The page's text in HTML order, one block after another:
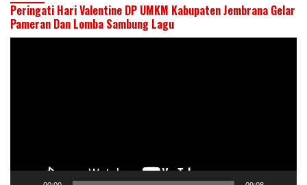
Peringati Hari Valentine DP UMKM Kabupaten Jembrana Gelar
Pameran Dan Lomba Sambung Lagu